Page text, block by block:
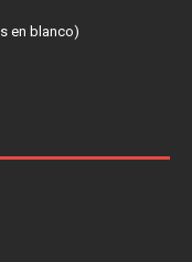
en blanco)